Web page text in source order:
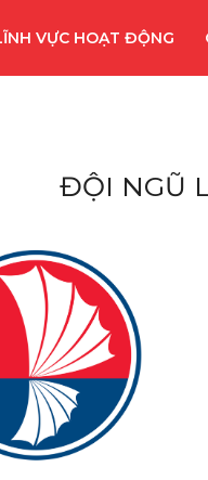
VỰC HOẠT ĐỘNG
ĐỘI NGŨ